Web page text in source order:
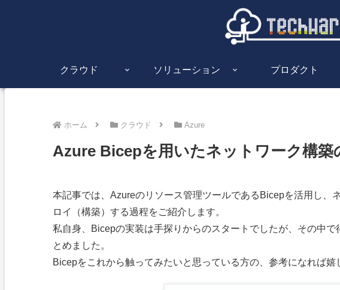
クラウド ソリューション プロダクト
ホーム クラウド Azure
Azure Bicepを用いたネットワーク構築
本記事では、Azureのリソース管理ツールであるBicepを活用し、
ロイ（構築）する過程をご紹介します。
私自身、Bicepの実装は手探りからのスタートでしたが、その中で
とめました。
Bicepをこれから触ってみたいと思っている方の、参考になれば嬉